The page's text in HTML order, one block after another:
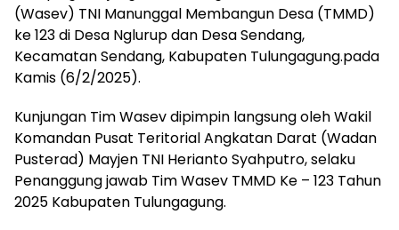
(Wasev) TNI Manunggal Membangun Desa (TMMD)
ke 123 di Desa Nglurup dan Desa Sendang,
Kecamatan Sendang, Kabupaten Tulungagung.pada
Kamis (6/2/2025).
Kunjungan Tim Wasev dipimpin langsung oleh Wakil
Komandan Pusat Teritorial Angkatan Darat (Wadan
Pusterad) Mayjen TNI Herianto Syahputro, selaku
Penanggung jawab Tim Wasev TMMD Ke – 123 Tahun
2025 Kabupaten Tulungagung.